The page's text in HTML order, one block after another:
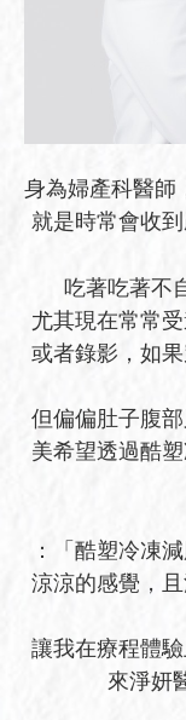
身為婦產科醫師
就是時常會收
吃著吃著不
尤其現在常常
或者錄影，如
但偏偏肚子腹
美希望透過酷
：「酷塑冷凍
涼涼的感覺，
讓我在療程體
來淨妍